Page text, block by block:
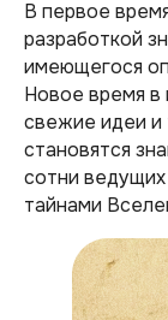
В первое
разработкой
имеющегося
Новое время в
свежие идеи и
становятся
сотни
тайнами